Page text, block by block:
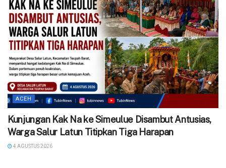
ACEH
Kunjungan Kak Na ke Simeulue Disambut Antusias,
Warga Salur Latun Titipkan Tiga Harapan
4 AGUSTUS 2026